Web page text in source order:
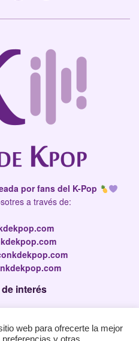
por fans del K-Pop
a través de:
interés
privacidad
web para ofrecerte la mejor